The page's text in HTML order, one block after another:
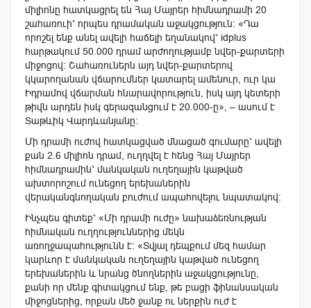
միլիոնը հատկացրել են Հայ Մայրեր հիմնադրամի 20
շահառուի՝ որպես դրամական աջակցություն։ «Դա
որոշել ենք անել ավելի հաճելի եղանակով՝ idplus
հարթակում 50.000 դրամ արժողությամբ նվեր-քարտերի
միջոցով։ Շահառուներն այդ նվեր-քարտերով
կկարողանան վճարումներ կատարել ամենուր, ուր կա
Իդրամով վճարման հնարավորություն, իսկ այդ կետերի
թիվն արդեն իսկ գերազանցում է 20.000-ը», – ասում է
Տաթևիկ Վարդևանյանը։
Մի դրամի ուժով հատկացված մնացած գումարը՝ ավելի
քան 2.6 միլիոն դրամ, ուղղվել է հենց Հայ Մայրեր
հիմնադրամին՝ մանկական ուղեղային կաթված
ախտորոշում ունեցող երեխաներին
վերականգնողական բուժում ապահովելու նպատակով։
Ինչպես գիտեք՝ «Մի դրամի ուժը» նախաձեռնության
հիմնական ուղղություններից մեկն
առողջապահությունն է։ «Տվյալ դեպքում մեզ համար
կարևոր է մանկական ուղեղային կաթված ունեցող
երեխաներին և նրանց ծնողներին աջակցությունը,
քանի որ մենք գիտակցում ենք, թե բացի ֆինանսական
միջոցներից, որքան մեծ ջանք ու ներքին ուժ է